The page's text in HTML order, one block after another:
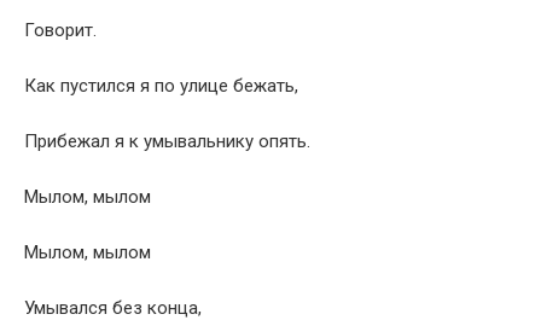
Говорит.
Как пустился я по улице бежать,
Прибежал я к умывальнику опять.
Мылом, мылом
Мылом, мылом
Умывался без конца,